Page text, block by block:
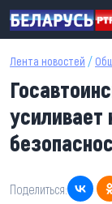
Перейти к основному
Лента новостей /
Поделиться: